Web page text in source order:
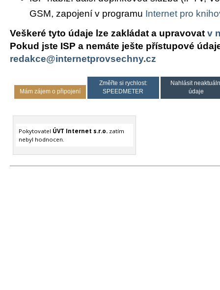
GSM, zapojení v programu Internet pro
Veškeré tyto údaje lze zakládat a upravovat v
Pokud jste ISP a nemáte ješte přístupové
redakce@internetprovsechny.cz
Mám zájem o připojení
Změřte si rychlost:
SPEEDMETER
Nahlásit
údaje
Pokytovatel ÚVT Internet s.r.o.zatím
nebyl hodnocen.